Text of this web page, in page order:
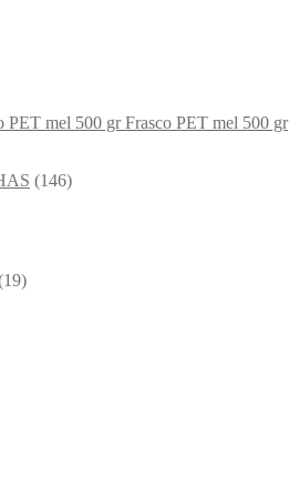
Frasco PET mel 500 gr
(146)